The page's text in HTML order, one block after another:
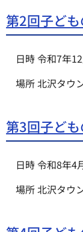
第2回子ど
日時 令和7年
場所 北沢タウ
第3回子ど
日時 令和8年4
場所 北沢タウ